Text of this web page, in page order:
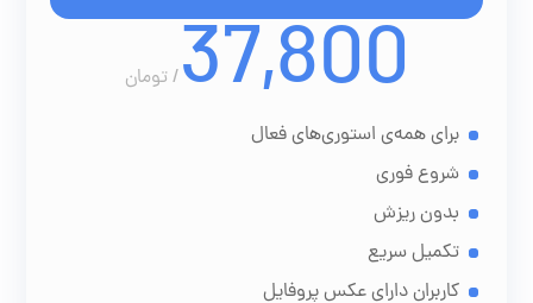
37,800
/ تومان
برای همه‌ی استوری‌های فعال
شروع فوری
بدون ریزش
تکمیل سریع
کاربران دارای عکس پروفایل